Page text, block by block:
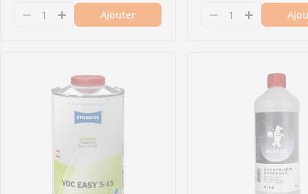
Diminuer la quantité pour 02082578 -
Augmenter la quantité pour 02082578 -
Ajouter
Diminuer la